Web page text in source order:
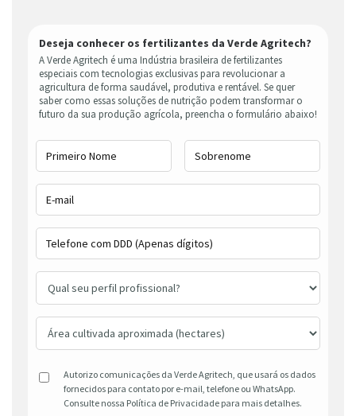
Deseja conhecer os fertilizantes da Verde Agritech?
A Verde Agritech é uma Indústria brasileira de fertilizantes
especiais com tecnologias exclusivas para revolucionar a
agricultura de forma saudável, produtiva e rentável. Se quer
saber como essas soluções de nutrição podem transformar o
futuro da sua produção agrícola, preencha o formulário abaixo!
Autorizo comunicações da Verde Agritech, que usará os dados
fornecidos para contato por e-mail, telefone ou WhatsApp.
Consulte nossa Política de Privacidade para mais detalhes.